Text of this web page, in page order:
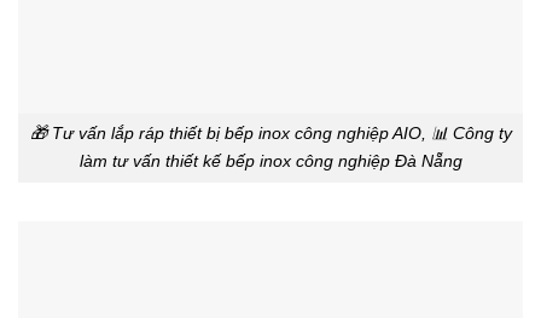
🎁 Tư vấn lắp ráp thiết bị bếp inox công nghiệp AIO, 📊 Công ty
làm tư vấn thiết kế bếp inox công nghiệp Đà Nẵng